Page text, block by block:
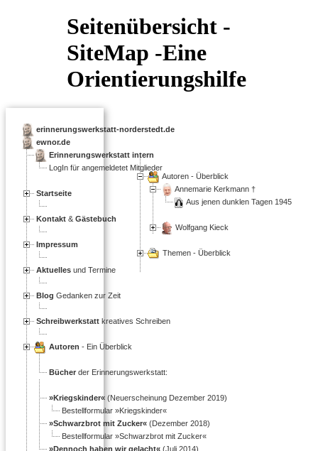
Seitenübersicht -
SiteMap -Eine
Orientierungshilfe
Autoren - Überblick
Annemarie Kerkmann †
Aus jenen dunklen Tagen 1945
Wolfgang Kieck
Themen - Überblick
erinnerungswerkstatt-norderstedt.de
ewnor.de
Erinnerungswerkstatt intern
LogIn für angemeldetet Mitglieder
Startseite
Kontakt & Gästebuch
Impressum
Aktuelles und Termine
Blog Gedanken zur Zeit
Schreibwerkstatt kreatives Schreiben
Autoren - Ein Überblick
Bücher der Erinnerungswerkstatt:
»Kriegskinder« (Neuerscheinung Dezember 2019)
Bestellformular »Kriegskinder«
»Schwarzbrot mit Zucker« (Dezember 2018)
Bestellformular »Schwarzbrot mit Zucker«
»Dennoch haben wir gelacht« (Juli 2014)